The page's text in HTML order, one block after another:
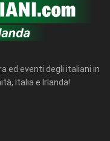
ed eventi degli italiani in
Italia e Irlanda!